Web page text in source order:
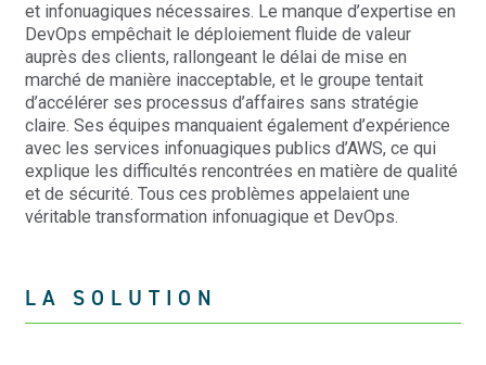
et infonuagiques nécessaires. Le manque d’expertise en
DevOps empêchait le déploiement fluide de valeur
auprès des clients, rallongeant le délai de mise en
marché de manière inacceptable, et le groupe tentait
d’accélérer ses processus d’affaires sans stratégie
claire. Ses équipes manquaient également d’expérience
avec les services infonuagiques publics d’AWS, ce qui
explique les difficultés rencontrées en matière de qualité
et de sécurité. Tous ces problèmes appelaient une
véritable transformation infonuagique et DevOps.
LA SOLUTION